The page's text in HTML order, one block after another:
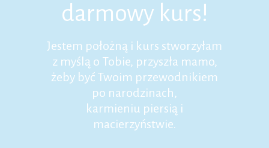
darmowy kurs!
Jestem położną i kurs stworzyłam
z myślą o Tobie, przyszła mamo,
żeby być Twoim przewodnikiem
po narodzinach,
karmieniu piersią i
macierzyństwie.